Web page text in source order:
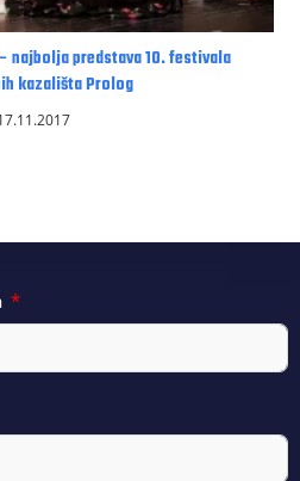
predstava 10. festivala
kazališta Prolog